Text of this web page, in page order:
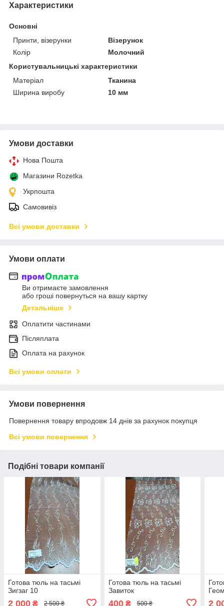
Характеристики
Основні
Принти, візерунки
Візерунок
Колір
Молочний
Користувальницькі характеристики
Матеріал
Тканина
Ширина виробу
10 мм
Умови доставки
Нова Пошта
Магазини Rozetka
Укрпошта
Самовивіз
Всі умови доставки
Умови оплати
Ви отримаєте замовлення
або гроші повернуться на вашу картку
Детальніше
Оплатити частинами
Післяплата
Оплата на рахунок
Всі умови оплати
Умови повернення
Повернення товару впродовж 14 днів за рахунок покупця
Всі умови повернення
Подібні товари компанії
Готова тюль на тасьмі
Зигзаг 10
2 000 ₴ 2 500 ₴
Готова тюль на тасьмі
Завиток
400₴ 500 ₴ 2